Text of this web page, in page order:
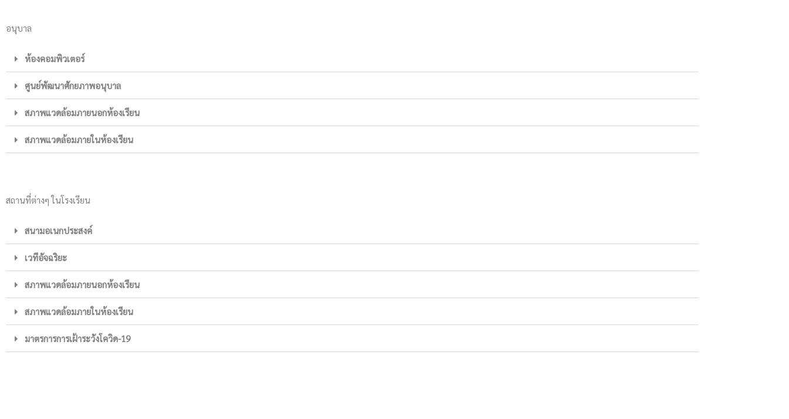
อนุบาล
ห้องคอมพิวเตอร์
ศูนย์พัฒนาศักยภาพอนุบาล
สภาพแวดล้อมภายนอกห้องเรียน
สภาพแวดล้อมภายในห้องเรียน
สถานที่ต่างๆ ในโรงเรียน
สนามอเนกประสงค์
เวทีอัจฉริยะ
สภาพแวดล้อมภายนอกห้องเรียน
สภาพแวดล้อมภายในห้องเรียน
มาตรการการเฝ้าระวังโควิด-19